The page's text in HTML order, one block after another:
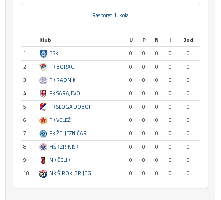
Raspored 1. kola
Klub U P N I
Bod
1
BSK 0 0 0 0
0
2
FK BORAC 0 0 0 0
0
3
FK RADNIK 0 0 0 0
0
4
FK SARAJEVO 0 0 0 0
0
5
FK SLOGA DOBOJ 0 0 0 0
0
6
FK VELEŽ 0 0 0 0
0
7
FK ŽELJEZNIČAR 0 0 0 0
0
8
HŠK ZRINJSKI 0 0 0 0
0
9
NK ČELIK 0 0 0 0
0
10
NK ŠIROKI BRIJEG 0 0 0 0 0